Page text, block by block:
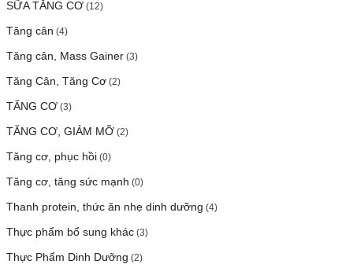
SỮA TĂNG CƠ (12)
Tăng cân (4)
Tăng cân, Mass Gainer (3)
Tăng Cân, Tăng Cơ (2)
TĂNG CƠ (3)
TĂNG CƠ, GIẢM MỠ (2)
Tăng cơ, phục hồi (0)
Tăng cơ, tăng sức mạnh (0)
Thanh protein, thức ăn nhẹ dinh dưỡng (4)
Thực phẩm bổ sung khác (3)
Thực Phẩm Dinh Dưỡng (2)